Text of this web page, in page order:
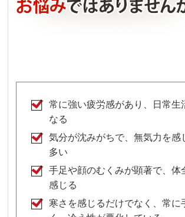
常に強い疲労感があり、日常生
なる
気分が沈みがちで、無気力を感
多い
手足や顔のむくみが顕著で、体
感じる
寒さを感じるだけでなく、常に